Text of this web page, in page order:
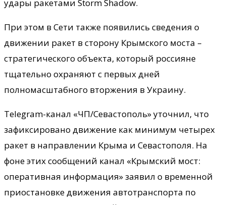
удары ракетами Storm Shadow.
При этом в Сети также появились сведения о
движении ракет в сторону Крымского моста –
стратегического объекта, который россияне
тщательно охраняют с первых дней
полномасштабного вторжения в Украину.
Telegram-канал «ЧП/Севастополь» уточнил, что
зафиксировано движение как минимум четырех
ракет в направлении Крыма и Севастополя. На
фоне этих сообщений канал «Крымский мост:
оперативная информация» заявил о временной
приостановке движения автотранспорта по